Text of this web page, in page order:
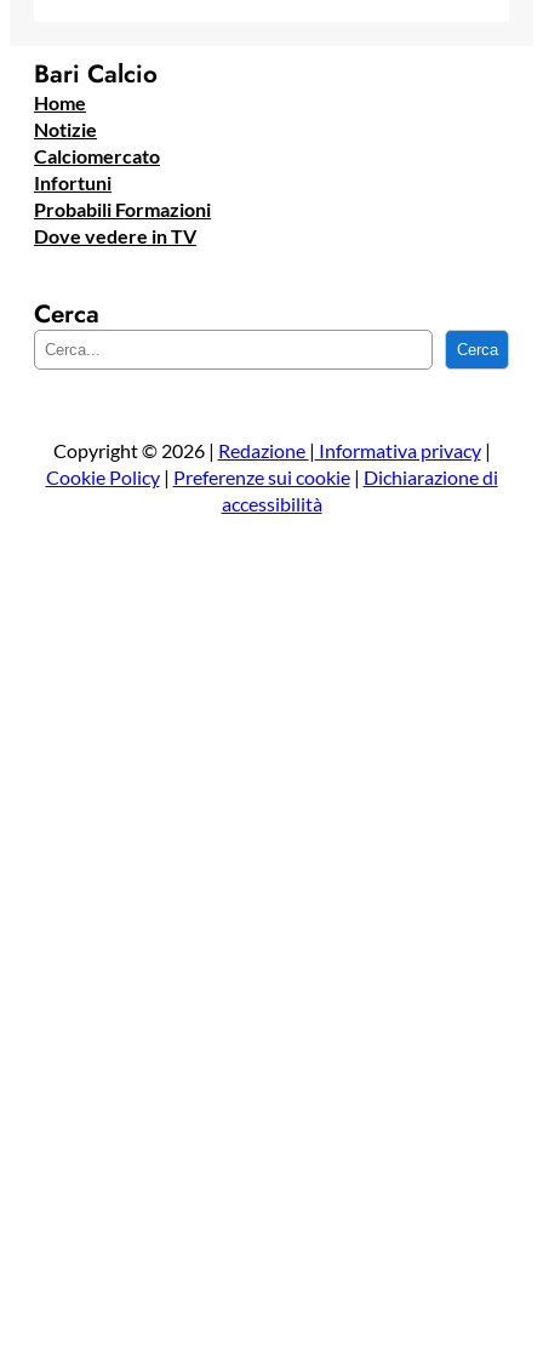
Bari Calcio
Home
Notizie
Calciomercato
Infortuni
Probabili Formazioni
Dove vedere in TV
Cerca
e
a
Cerca
Copyright © 2026 | Redazione | Informativa privacy|
Cookie Policy| Preferenze sui cookie| Dichiarazione di
accessibilità